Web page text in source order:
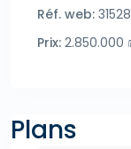
Réf. web: 31528
Prix: 2.850.000
Plans